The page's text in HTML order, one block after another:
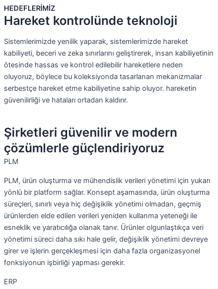
HEDEFLERİMİZ
Hareket kontrolünde teknoloji
Sistemlerimizde yenilik yaparak, sistemlerimizde hareket
kabiliyeti, beceri ve zeka sınırlarını geliştirerek, insan kabiliyetinin
ötesinde hassas ve kontrol edilebilir hareketlere neden
oluyoruz, böylece bu koleksiyonda tasarlanan mekanizmalar
serbestçe hareket etme kabiliyetine sahip oluyor. hareketin
güvenilirliği ve hataları ortadan kaldırır.
Şirketleri güvenilir ve modern
çözümlerle güçlendiriyoruz
PLM
PLM, ürün oluşturma ve mühendislik verileri yönetimi için yukarı
yönlü bir platform sağlar. Konsept aşamasında, ürün oluşturma
süreçleri, sınırlı veya hiç değişiklik yönetimi olmadan, geçmiş
ürünlerden elde edilen verileri yeniden kullanma yeteneği ile
esneklik ve yaratıcılığa olanak tanır. Ürünler olgunlaştıkça veri
yönetimi süreci daha sıkı hale gelir, değişiklik yönetimi devreye
girer ve işlerin gerçekleşmesi için daha fazla organizasyonel
fonksiyonun işbirliği yapması gerekir.
ERP